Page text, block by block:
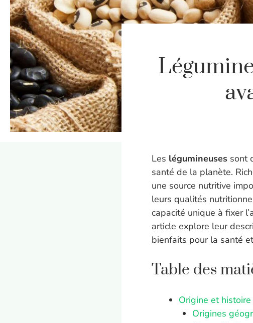
Les légumineuses sont
santé de la planète.
une source nutritive
leurs qualités
capacité unique à fixer
article explore leur
bienfaits pour la santé
Table des
Origine et
Origines